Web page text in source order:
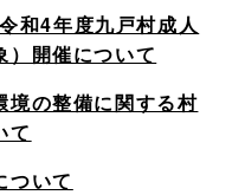
和4年度九戸村成人
）開催について
境の整備に関する村
て
ついて